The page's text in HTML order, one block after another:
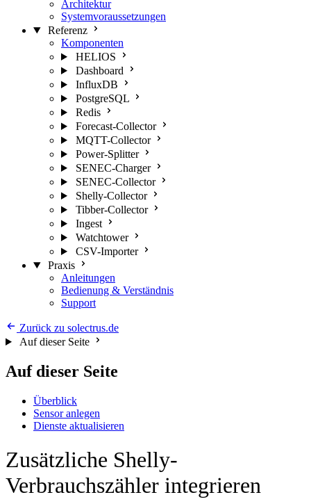
Architektur
Systemvoraussetzungen
Referenz
Komponenten
HELIOS
Dashboard
InfluxDB
PostgreSQL
Redis
Forecast-Collector
MQTT-Collector
Power-Splitter
SENEC-Charger
SENEC-Collector
Shelly-Collector
Tibber-Collector
Ingest
Watchtower
CSV-Importer
Praxis
Anleitungen
Bedienung & Verständnis
Support
Zurück zu solectrus.de
Auf dieser Seite
Auf dieser Seite
Überblick
Sensor anlegen
Dienste aktualisieren
Zusätzliche Shelly-
Verbrauchszähler integrieren